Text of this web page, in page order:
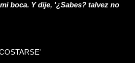
boca. Y dije, '¿Sabes? talvez no